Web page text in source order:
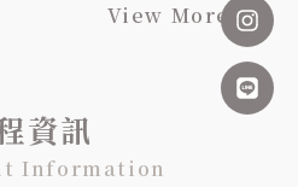
View More
資訊
Information